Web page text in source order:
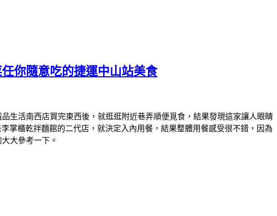
你隨意吃的捷運中山站美食
生活南西店買完東西後，就逛逛附近巷弄順便覓食，結果發現這家讓人眼睛
掌櫃乾拌麵館的二代店，就決定入內用餐，結果整體用餐感受很不錯，因為
大參考一下。